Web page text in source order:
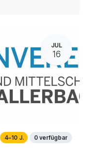
JUL
16
4–10 J. 0 verfügbar